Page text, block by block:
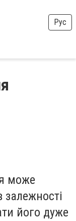
Рус
може
залежності
його дуже